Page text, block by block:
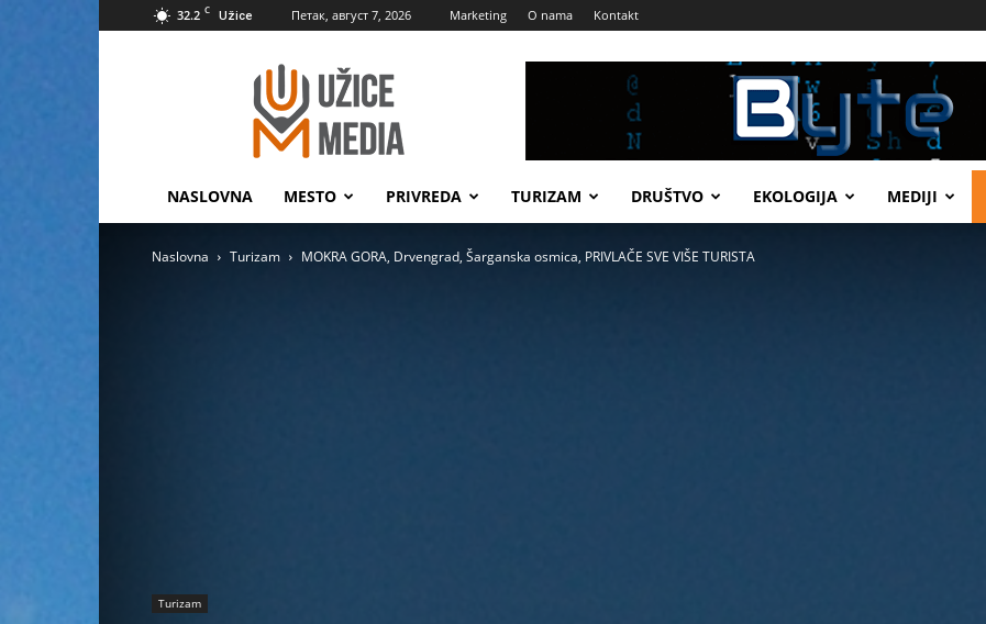
32.2 C Užice Петак, август 7, 2026 Marketing O nama Kontakt
UžiceMedia
NASLOVNA MESTO PRIVREDA TURIZAM DRUŠTVO EKOLOGIJA MEDIJI
Naslovna Turizam MOKRA GORA, Drvengrad, Šarganska osmica, PRIVLAČE SVE VIŠE TURISTA
Turizam